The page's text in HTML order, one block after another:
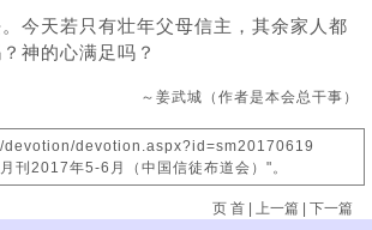
今天若只有壮年父母信主，其余家人都
神的心满足吗？
～姜武城（作者是本会总干事）
devotion/devotion.aspx?id=sm20170619
刊2017年5-6月（中国信徒布道会）"。
页 首 |上一篇 |下一篇